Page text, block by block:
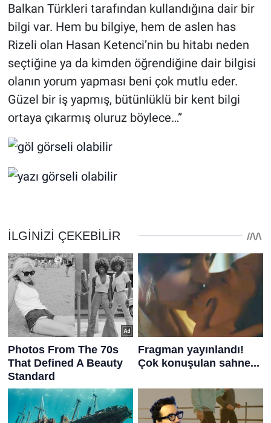
Balkan Türkleri tarafından kullandığına dair bir
bilgi var. Hem bu bilgiye, hem de aslen has
Rizeli olan Hasan Ketenci’nin bu hitabı neden
seçtiğine ya da kimden öğrendiğine dair bilgisi
olanın yorum yapması beni çok mutlu eder.
Güzel bir iş yapmış, bütünlüklü bir kent bilgi
ortaya çıkarmış oluruz böylece…”